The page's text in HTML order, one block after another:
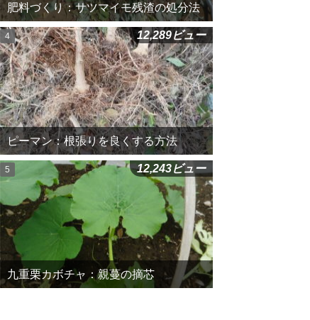
肥料づくり：サツマイモ残渣の処分法
ピーマン：根張りを良くする方法
12,289ビュー
九重栗カボチャ：親蔓の摘芯
12,243ビュー